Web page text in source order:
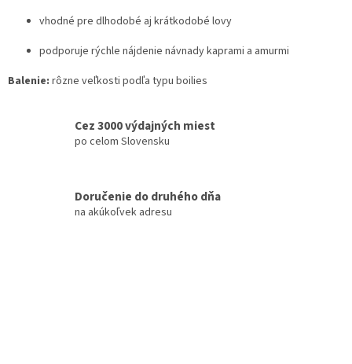
vhodné pre dlhodobé aj krátkodobé lovy
podporuje rýchle nájdenie návnady kaprami a amurmi
Balenie: rôzne veľkosti podľa typu boilies
Cez 3000 výdajných miest
po celom Slovensku
Doručenie do druhého dňa
na akúkoľvek adresu